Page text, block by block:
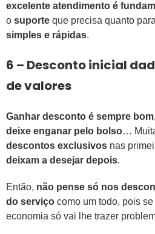
excelente atendimento é
o suporte que precisa quanto para
simples e rápidas.
6 – Desconto inicial
de valores
Ganhar desconto é sempre bom
deixe enganar pelo bolso…
descontos exclusivos nas
deixam a desejar depois.
Então, não pense só nos
do serviço como um todo, pois
economia só vai lhe trazer